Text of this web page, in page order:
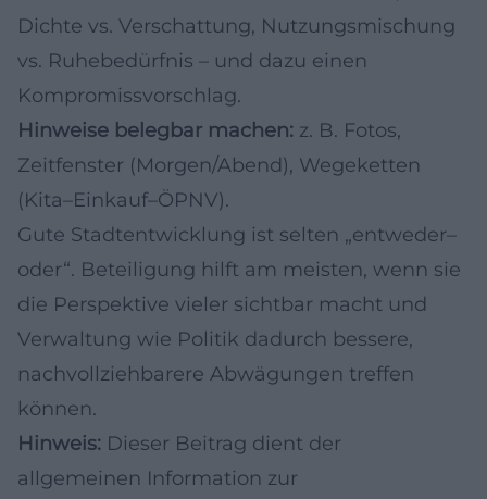
Dichte vs. Verschattung, Nutzungsmischung
vs. Ruhebedürfnis – und dazu einen
Kompromissvorschlag.
Hinweise belegbar machen: z. B. Fotos,
Zeitfenster (Morgen/Abend), Wegeketten
(Kita–Einkauf–ÖPNV).
Gute Stadtentwicklung ist selten „entweder–
oder“. Beteiligung hilft am meisten, wenn sie
die Perspektive vieler sichtbar macht und
Verwaltung wie Politik dadurch bessere,
nachvollziehbarere Abwägungen treffen
können.
Hinweis: Dieser Beitrag dient der
allgemeinen Information zur